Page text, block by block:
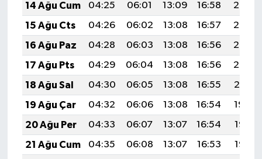
14 Ağu Cum
04:25 06:01 13:09 16:58
20:06
15 Ağu Cts
04:26 06:02 13:08 16:57
20:05
16 Ağu Paz
04:28 06:03 13:08 16:56
20:03
17 Ağu Pts
04:29 06:04 13:08 16:56
20:02
18 Ağu Sal
04:30 06:05 13:08 16:55
20:01
19 Ağu Çar
04:32 06:06 13:08 16:54
19:59
20 Ağu Per
04:33 06:07 13:07 16:54
19:58
21 Ağu Cum
04:35 06:08 13:07 16:53
19:56